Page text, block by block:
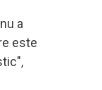
a
este